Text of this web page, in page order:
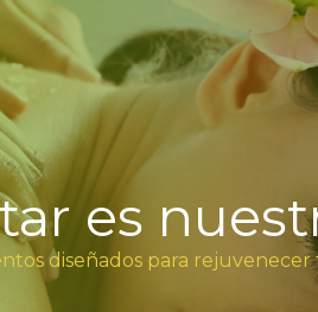
es
diseñados para